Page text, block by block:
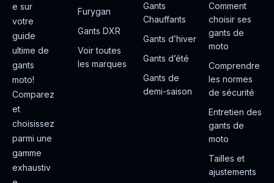
e sur
votre
guide
ultime de
gants
moto!
Comparez
et
choisissez
parmi une
gamme
exhaustiv
Furygan
Gants DXR
Voir toutes
les marques
Gants
Chauffants
Gants d’hiver
Gants d’été
Gants de
demi-saison
Comment
choisir ses
gants de
moto
Comprendre
les normes
de sécurité
Entretien des
gants de
moto
Tailles et
ajustements